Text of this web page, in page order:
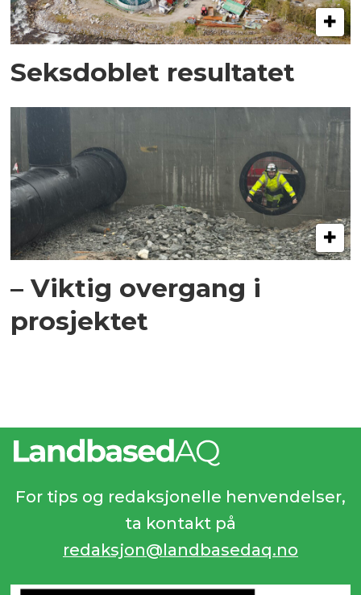
Seksdoblet resultatet
– Viktig overgang i
prosjektet
For tips og redaksjonelle henvendelser,
ta kontakt på
redaksjon@landbasedaq.no